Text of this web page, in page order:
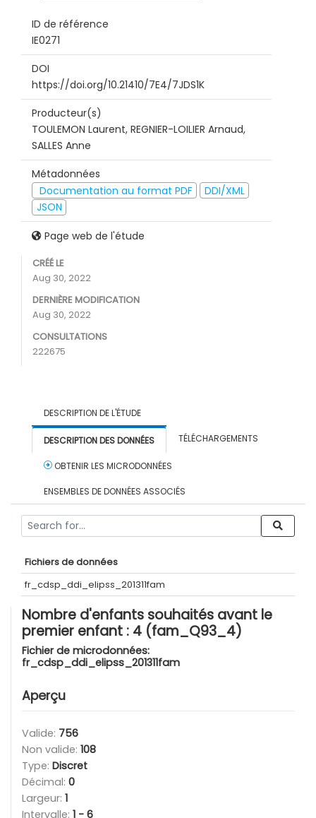
ID de référence
IE0271
DOI
https://doi.org/10.21410/7E4/7JDS1K
Producteur(s)
TOULEMON Laurent, REGNIER-LOILIER Arnaud,
SALLES Anne
Métadonnées
Documentation au format PDF
DDI/XML
JSON
Page web de l'étude
CRÉÉ LE
Aug 30, 2022
DERNIÈRE MODIFICATION
Aug 30, 2022
CONSULTATIONS
222675
DESCRIPTION DE L'ÉTUDE
DESCRIPTION DES DONNÉES TÉLÉCHARGEMENTS
OBTENIR LES MICRODONNÉES
ENSEMBLES DE DONNÉES ASSOCIÉS
Fichiers de données
fr_cdsp_ddi_elipss_201311fam
Nombre d'enfants souhaités avant le
premier enfant : 4 (fam_Q93_4)
Fichier de microdonnées:
fr_cdsp_ddi_elipss_201311fam
Aperçu
Valide: 756
Non valide: 108
Type: Discret
Décimal: 0
Largeur: 1
Intervalle: 1 - 6